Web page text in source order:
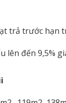
trả trước hạn
lên đến 9,5%